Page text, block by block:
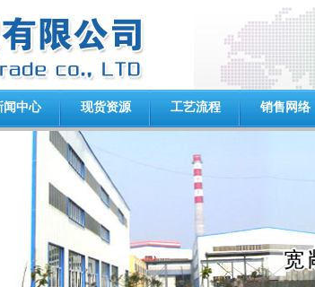
闻中心 现货资源 工艺流程 销售网络